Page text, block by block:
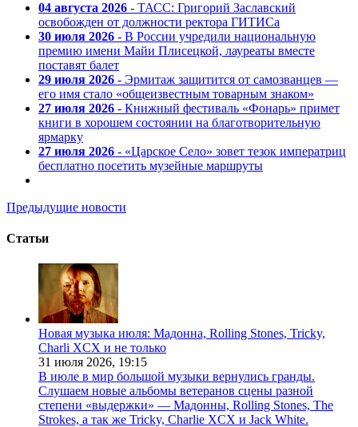
04 августа 2026 - ТАСС: Григорий Заславский
освобожден от должности ректора ГИТИСа
30 июля 2026 - В России учредили национальную
премию имени Майи Плисецкой, лауреаты вместе
поставят балет
29 июля 2026 - Эрмитаж защитится от самозванцев —
его имя стало «общеизвестным товарным знаком»
27 июля 2026 - Книжный фестиваль «Фонарь» примет
книги в хорошем состоянии на благотворительную
ярмарку
27 июля 2026 - «Царское Село» зовет тезок императриц
бесплатно посетить музейные маршруты
Предыдущие новости
Статьи
Новая музыка июля: Мадонна, Rolling Stones, Tricky,
Charli XCX и не только
31 июля 2026, 19:15
В июле в мир большой музыки вернулись гранды.
Слушаем новые альбомы ветеранов сцены разной
степени «выдержки» — Мадонны, Rolling Stones, The
Strokes, а так же Tricky, Charlie XCX и Jack White.